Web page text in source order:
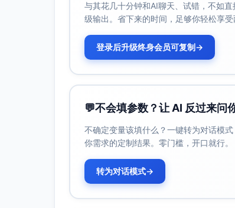
总结与建议
根据研究需求选择合适的工具至关重要
如果重点在于追踪网站表现与用户
而在全面整合营销和追踪客户数据
使用这些工具将使您的数字营销决策更
与其花几十分钟和AI聊天、试错，不如
级输出。省下来的时间，足够你轻松享受
登录后升级终身会员可复制→
💬不会填参数？让 AI 反过来问
不确定变量该填什么？一键转为对话模
你需求的定制结果。零门槛，开口就行。
转为对话模式→